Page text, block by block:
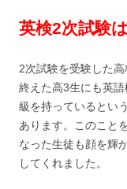
英検2次試験
2次試験を受験した
終えた高3生にも英
級を持っているとい
あります。このこと
なった生徒も顔を輝
してくれました。